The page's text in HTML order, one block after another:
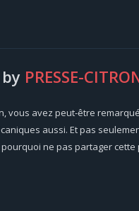
PRESSE-
vous avez peut-être
aussi. Et pas
ne pas partager cette